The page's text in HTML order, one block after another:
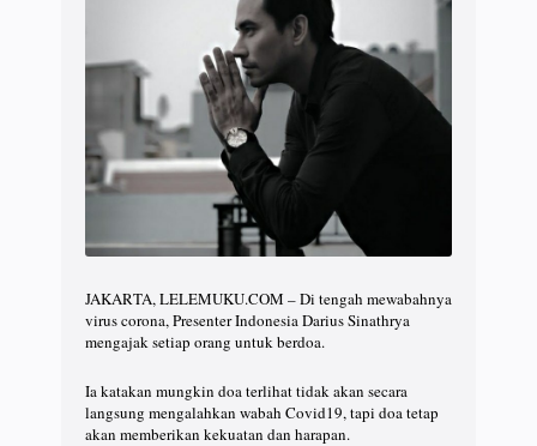
JAKARTA, LELEMUKU.COM – Di tengah mewabahnya
virus corona, Presenter Indonesia Darius Sinathrya
mengajak setiap orang untuk berdoa.
Ia katakan mungkin doa terlihat tidak akan secara
langsung mengalahkan wabah Covid19, tapi doa tetap
akan memberikan kekuatan dan harapan.